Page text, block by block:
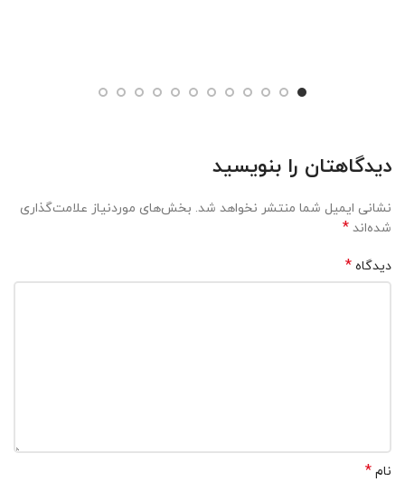
دیدگاهتان را بنویسید
نشانی ایمیل شما منتشر نخواهد شد. بخش‌های موردنیاز علامت‌گذاری
شده‌اند *
دیدگاه *
نام *